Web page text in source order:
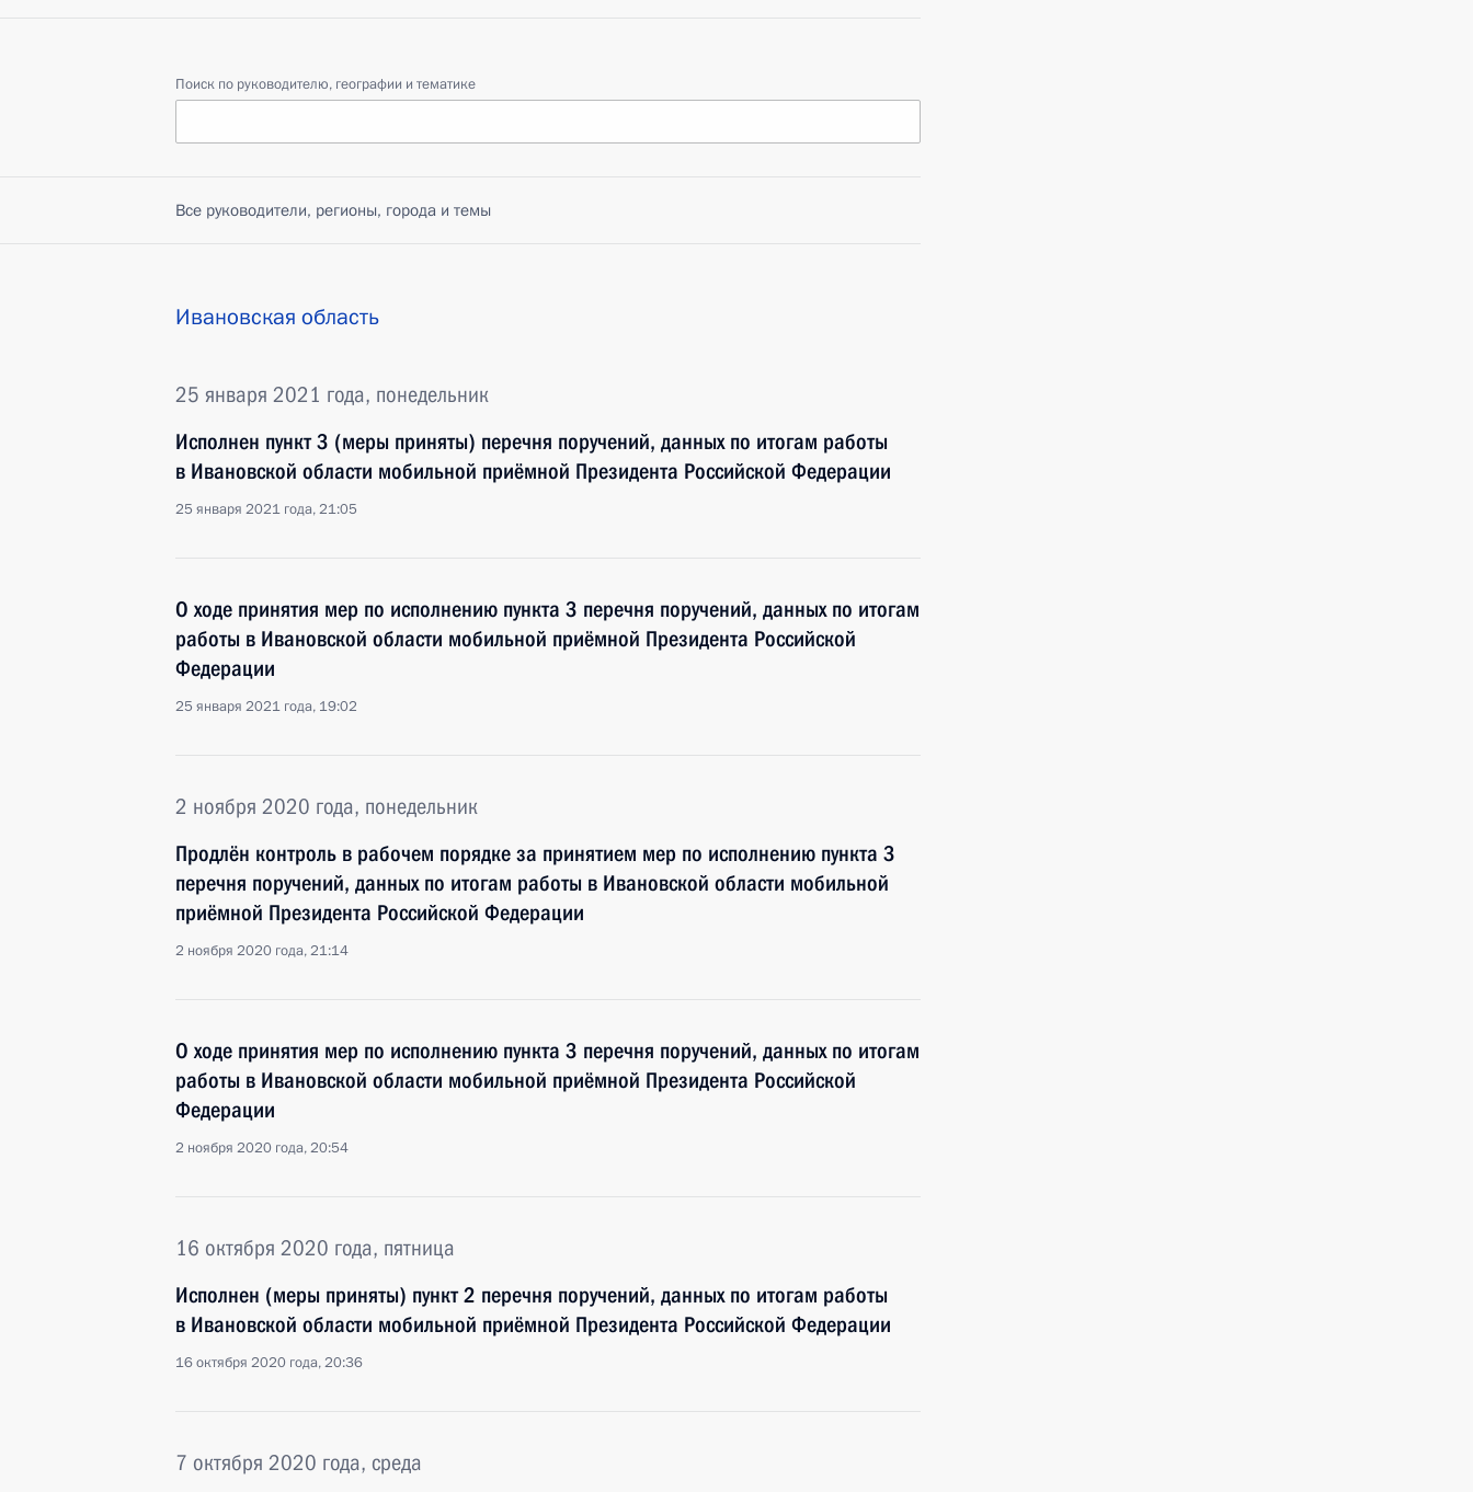
Поиск по руководителю, географии и тематике
Все руководители, регионы, города и темы
Ивановская область
25 января 2021 года, понедельник
Исполнен пункт 3 (меры приняты) перечня поручений, данных по итогам работы
в Ивановской области мобильной приёмной Президента Российской Федерации
25 января 2021 года, 21:05
О ходе принятия мер по исполнению пункта 3 перечня поручений, данных по итогам
работы в Ивановской области мобильной приёмной Президента Российской
Федерации
25 января 2021 года, 19:02
2 ноября 2020 года, понедельник
Продлён контроль в рабочем порядке за принятием мер по исполнению пункта 3
перечня поручений, данных по итогам работы в Ивановской области мобильной
приёмной Президента Российской Федерации
2 ноября 2020 года, 21:14
О ходе принятия мер по исполнению пункта 3 перечня поручений, данных по итогам
работы в Ивановской области мобильной приёмной Президента Российской
Федерации
2 ноября 2020 года, 20:54
16 октября 2020 года, пятница
Исполнен (меры приняты) пункт 2 перечня поручений, данных по итогам работы
в Ивановской области мобильной приёмной Президента Российской Федерации
16 октября 2020 года, 20:36
7 октября 2020 года, среда